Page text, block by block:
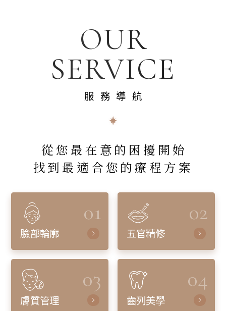
OUR
SERVICE
服務導航
從您最在意的困擾開始
找到最適合您的療程方案
01
臉部輪廓
02
五官精修
03
膚質管理
04
齒列美學